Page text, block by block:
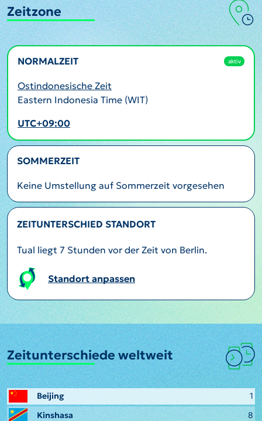
Zeitzone
NORMALZEIT aktiv
Ostindonesische Zeit
Eastern Indonesia Time (WIT)
UTC+09:00
SOMMERZEIT
Keine Umstellung auf Sommerzeit vorgesehen
ZEITUNTERSCHIED STANDORT
Tual liegt 7 Stunden vor der Zeit von Berlin.
Standort anpassen
Zeitunterschiede weltweit
Beijing
1
Kinshasa
8